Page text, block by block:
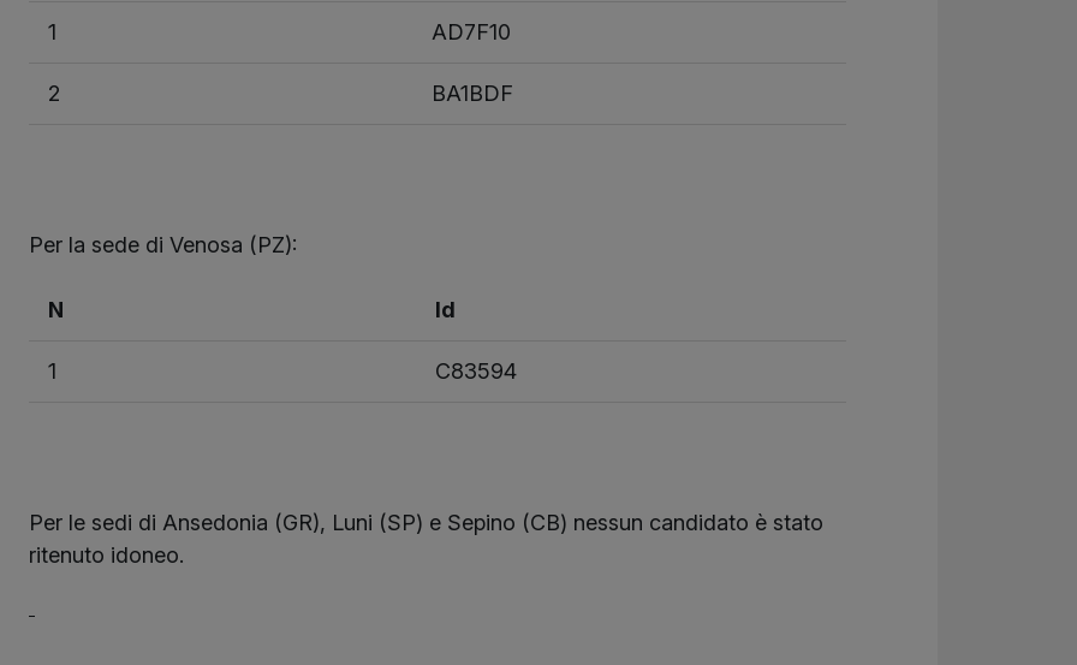
1 AD7F10
2 BA1BDF
Per la sede di Venosa (PZ):
N Id
1 C83594
Per le sedi di Ansedonia (GR), Luni (SP) e Sepino (CB) nessun candidato è stato
ritenuto idoneo.